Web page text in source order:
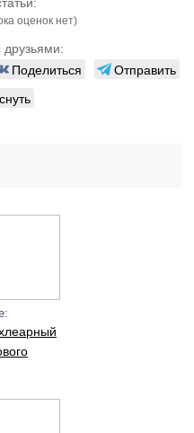
оценок нет)
друзьями:
Поделиться
Отправить